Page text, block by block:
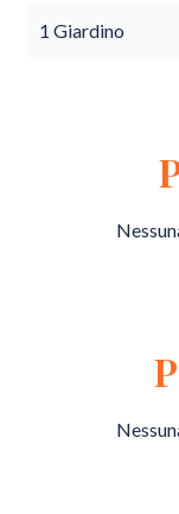
1 Giardino